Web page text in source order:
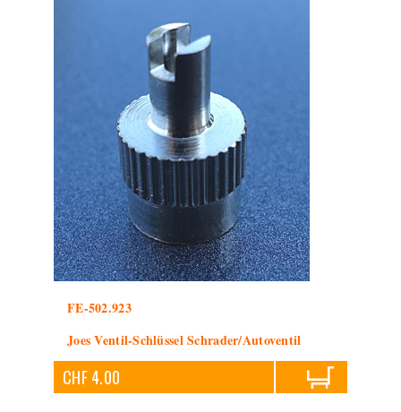
FE-502.923
Joes Ventil-Schlüssel Schrader/Autoventil
CHF 4.00